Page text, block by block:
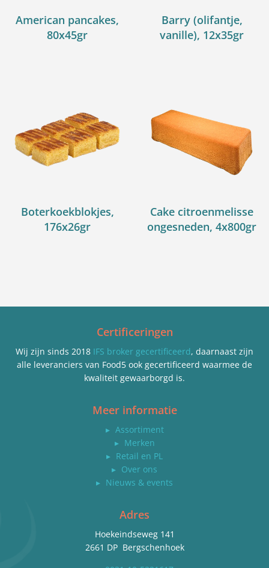
American pancakes,
80x45gr
Barry (olifantje,
vanille), 12x35gr
Boterkoekblokjes,
176x26gr
Cake citroenmelisse
ongesneden, 4x800gr
Certificeringen
Wij zijn sinds 2018 IFS broker gecertificeerd, daarnaast zijn
alle leveranciers van Food5 ook gecertificeerd waarmee de
kwaliteit gewaarborgd is.
Meer informatie
▸ Assortiment
▸ Merken
▸ Retail en PL
▸ Over ons
▸ Nieuws & events
Adres
Hoekeindseweg 141
2661 DP Bergschenhoek